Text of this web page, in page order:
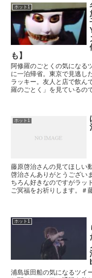
ホット1
も】
阿修羅のごとくの気になる
に一泊帰省。東京で見逃し
ラッキー。友人と店で飲ん
羅のごとく」を見ているの
ホット1
藤原啓治さんの見てほしい
啓治さんありがとうござい
ちろん好きなのですがラッ
ご冥福をお祈りします。＃
ホット1
浦島坂田船の気になるツイ